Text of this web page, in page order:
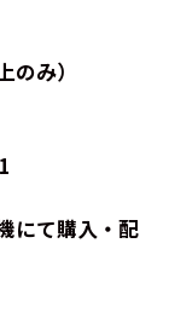
み）
にて購入・配